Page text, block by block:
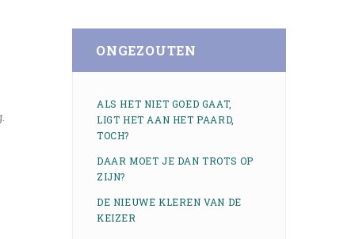
ONGEZOUTEN
ALS HET NIET GOED GAAT,
LIGT HET AAN HET PAARD,
TOCH?
DAAR MOET JE DAN TROTS OP
ZIJN?
DE NIEUWE KLEREN VAN DE
KEIZER